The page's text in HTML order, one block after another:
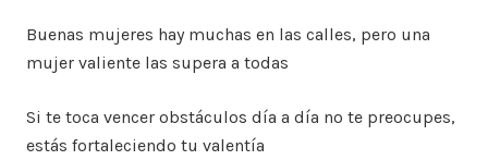
Buenas mujeres hay muchas en las calles, pero una
mujer valiente las supera a todas
Si te toca vencer obstáculos día a día no te preocupes,
estás fortaleciendo tu valentía